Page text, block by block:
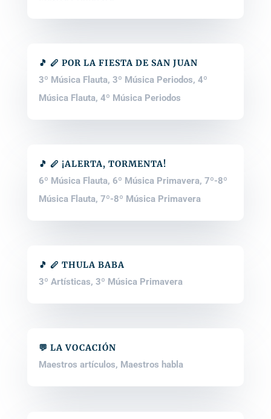
🎵 🪈 POR LA FIESTA DE SAN JUAN
3º Música Flauta, 3º Música Periodos, 4º
Música Flauta, 4º Música Periodos
🎵 🪈 ¡ALERTA, TORMENTA!
6º Música Flauta, 6º Música Primavera, 7º-8º
Música Flauta, 7º-8º Música Primavera
🎵 🪈 THULA BABA
3º Artísticas, 3º Música Primavera
💬 LA VOCACIÓN
Maestros artículos, Maestros habla